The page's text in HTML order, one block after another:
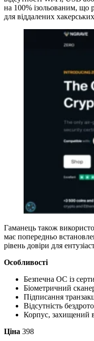
на 100% ізольованим, що
для віддалених
Гаманець також
має попередньо
рівень довіри для
Особливості
Безпечна ОС із
Біометричний
Підписання
Відсутність
Корпус, захищений
Ціна 398